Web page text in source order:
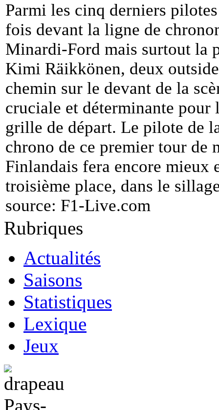
Parmi les cinq derniers
fois devant la ligne de
Minardi-Ford mais surtout la
Kimi Räikkönen, deux
chemin sur le devant de la
cruciale et déterminante
grille de départ. Le pilote de
chrono de ce premier tour de
Finlandais fera encore mieux
troisième place, dans le
source: F1-Live.com
Rubriques
Actualités
Saisons
Statistiques
Lexique
Jeux